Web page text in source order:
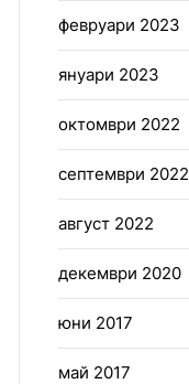
февруари 2023
януари 2023
октомври 2022
септември 2022
август 2022
декември 2020
юни 2017
май 2017